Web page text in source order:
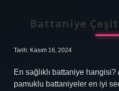
Battaniye
Tarih: Kasım 16, 2024
En sağlıklı battaniye
pamuklu battaniyeler en iyi